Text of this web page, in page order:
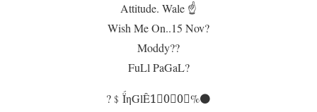
Attitude. Wale ☝️
Wish Me On..15 Nov?
Moddy??
FuLl PaGaL?
?﹩ḮηGlÊ1⃣0⃣0⃣%⚫